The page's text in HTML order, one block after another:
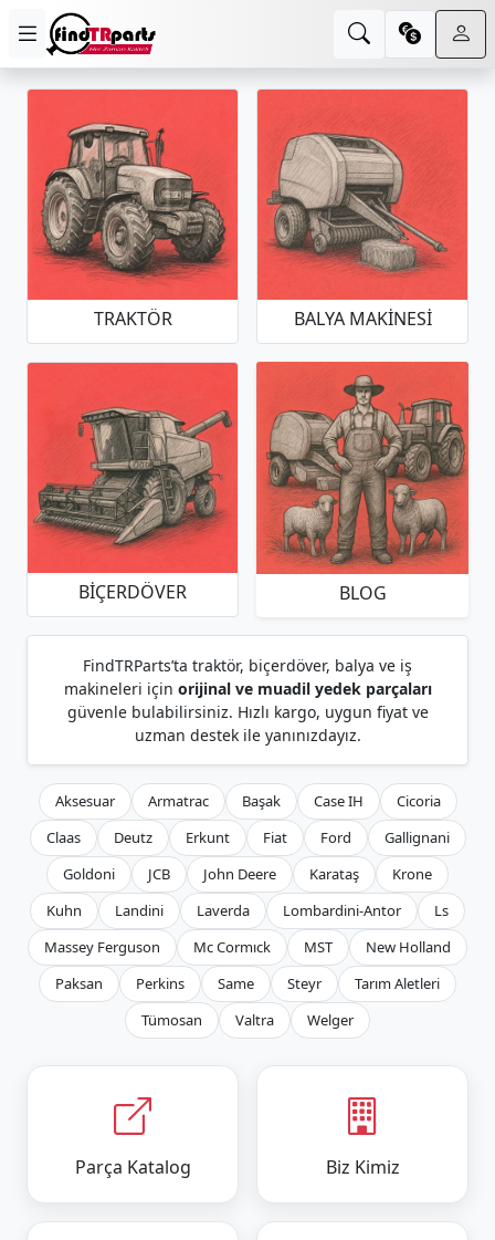
TRAKTÖR BALYA MAKINESI
BIÇERDÖVER BLOG
FindTRParts’ta traktör, biçerdöver, balya ve iş
makineleri için orijinal ve muadil yedek parçaları
güvenle bulabilirsiniz. Hızlı kargo, uygun fiyat ve
uzman destek ile yanınızdayız.
Aksesuar Armatrac Başak Case IH
Cicoria
Claas
Deutz Erkunt Fiat Ford
Gallignani
Goldoni
JCB John Deere Karataş
Krone
Kuhn
Landini Laverda Lombardini-Antor
Ls
Massey Ferguson
Mc Cormıck MST
New Holland
Paksan
Perkins Same Steyr
Tarım Aletleri
Tümosan
Valtra Welger
Parça Katalog Biz Kimiz